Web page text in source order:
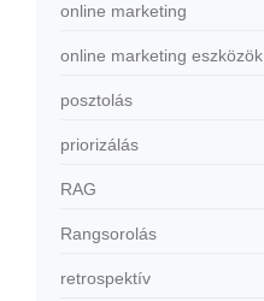
online marketing
online marketing eszközök
posztolás
priorizálás
RAG
Rangsorolás
retrospektív